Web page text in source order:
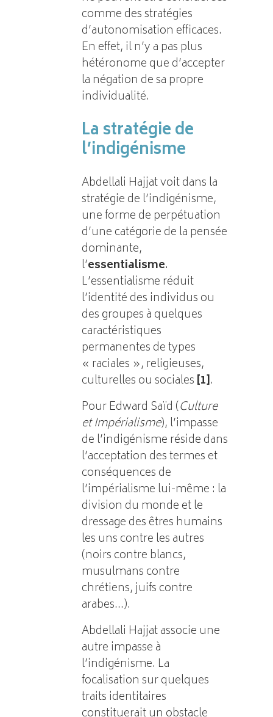
comme des stratégies
d’autonomisation efficaces.
En effet, il n’y a pas plus
hétéronome que d’accepter
la négation de sa propre
individualité.
La stratégie de
l’indigénisme
Abdellali Hajjat voit dans la
stratégie de l’indigénisme,
une forme de perpétuation
d’une catégorie de la pensée
dominante,
l’essentialisme.
L’essentialisme réduit
l’identité des individus ou
des groupes à quelques
caractéristiques
permanentes de types
« raciales », religieuses,
culturelles ou sociales[1].
Pour Edward Saïd (Culture
et Impérialisme), l’impasse
de l’indigénisme réside dans
l’acceptation des termes et
conséquences de
l’impérialisme lui-même : la
division du monde et le
dressage des êtres humains
les uns contre les autres
(noirs contre blancs,
musulmans contre
chrétiens, juifs contre
arabes…).
Abdellali Hajjat associe une
autre impasse à
l’indigénisme. La
focalisation sur quelques
traits identitaires